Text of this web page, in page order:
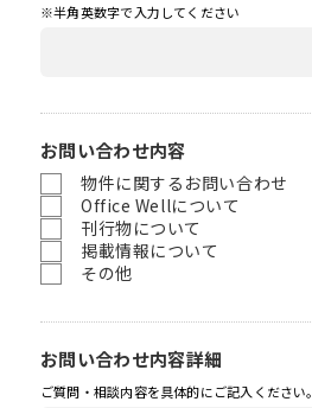
※半角英数字で入力してください
お問い合わせ内容
物件に関するお問い合わせ
Office Wellについて
刊行物について
掲載情報について
その他
お問い合わせ内容詳細
ご質問・相談内容を具体的にご記入ください。